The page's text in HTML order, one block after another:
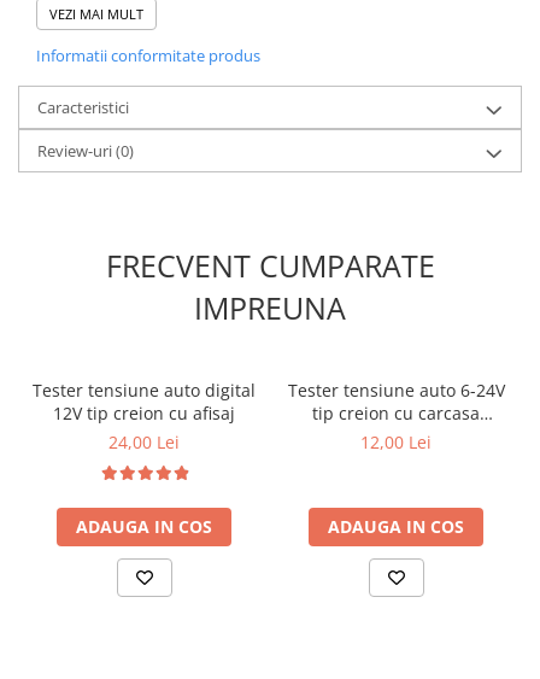
Afișaj pentru a indica starea de încărcare.
Redresor auto 12V 8A
Pretul afisat este per bucata.
VEZI MAI MULT
Informatii conformitate produs
Caracteristici
Review-uri(0)
FRECVENT CUMPARATE
IMPREUNA
Tester tensiune auto digital
12V tip creion cu afisaj
24,00 Lei
ADAUGA IN COS
Tester tensiune auto 6-24V
tip creion cu carcasa
metalica
12,00 Lei
ADAUGA IN COS